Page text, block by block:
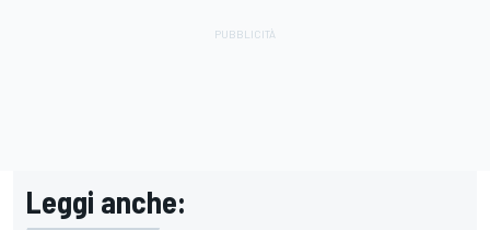
Leggi anche: